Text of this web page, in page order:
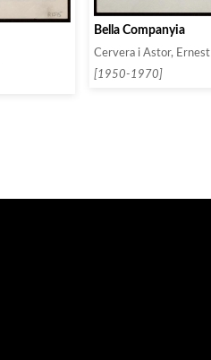
Bella Companyia
Cervera i Astor, Ernest
[1950-1970]